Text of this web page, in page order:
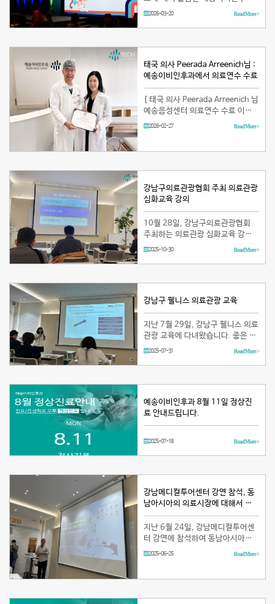
'후두유두종 나눔의료 이야기' 영상
2026-03-20 Read More >
태국 의사 Peerada Arreenich님 :
예송이비인후과에서 의료연수 수료
[ 태국 의사 Peerada Arreenich 님
예송음성센터 의료연수 수료 이야
기 ] Peerada Arreenich님은 연수
2026-02-27 Read More >
강남구의료관광협회 주최 의료관광
심화교육 강의
10월 28일, 강남구의료관광협회
주최하는 의료관광 심화교육 강의
에 참석했습니다! CIS 고객 유치를
2025-10-30 Read More >
강남구 웰니스 의료관광 교육
지난 7월 29일, 강남구 웰니스 의료
관광 교육에 다녀왔습니다. 좋은 의
료 서비스를 위해 항상 노력하는 예
2025-07-31 Read More >
예송이비인후과 8월 11일 정상진
료 안내드립니다.
2025-07-18 Read More >
강남메디컬투어센터 강연 참석, 동
남아시아의 의료시장에 대해서 …
지난 6월 24일, 강남메디컬투어센
터 강연에 참석하여 동남아시아의
의료시장에 대해서 분석하였습니
2025-06-25 Read More >